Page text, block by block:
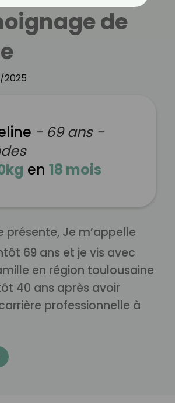
de
2025
- 69 ans -
en 18 mois
présente, Je m’appelle
69 ans et je vis avec
en région toulousaine
40 ans après avoir
professionnelle à